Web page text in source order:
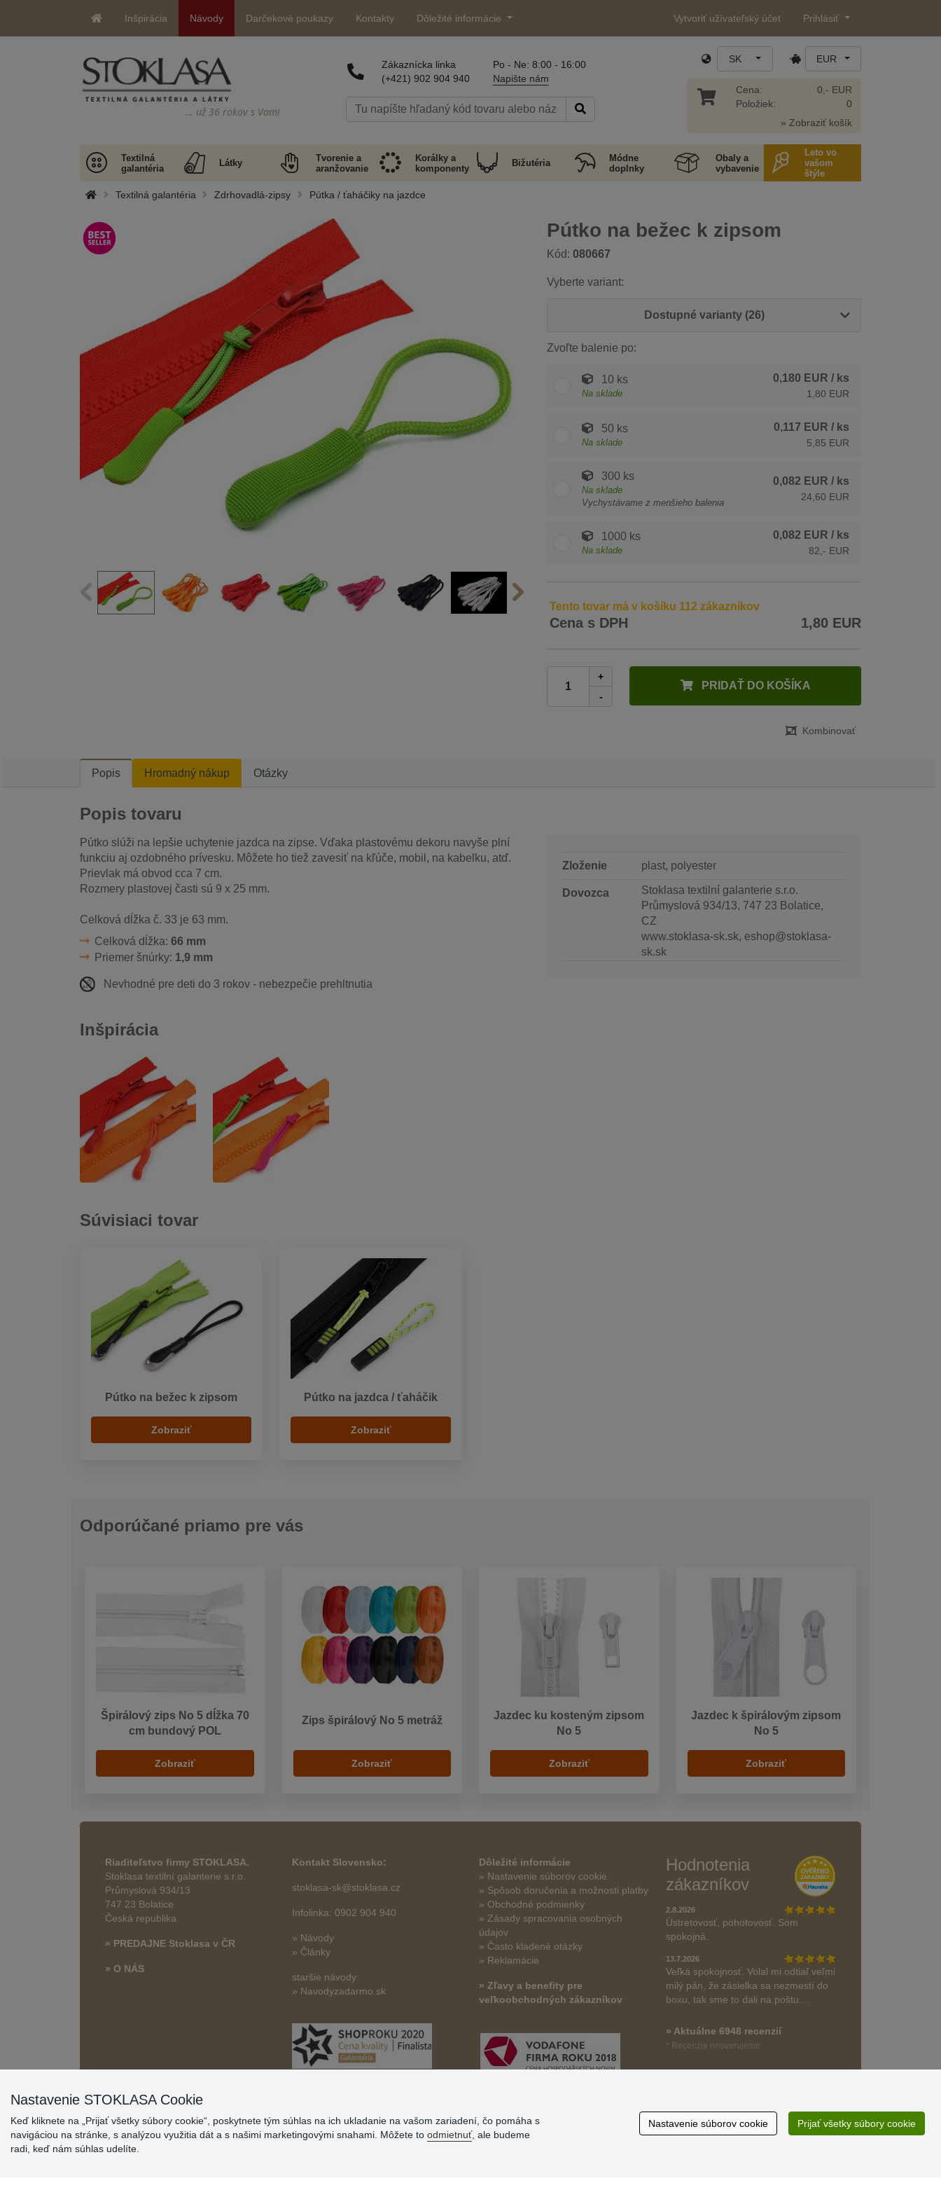
Inšpirácia Návody Darčekové poukazy Kontakty Dôležité informácie Vytvoriť užívateľský účet Prihlásiť
… už 36 rokov s Vami
Zákaznícka linka
(+421) 902 904 940
Po - Ne: 8:00 - 16:00
Napište nám
SK EUR
Cena:
Položiek:
0,- EUR
0
» Zobraziť košík
Textilná
galantéria
Látky
Tvorenie a
aranžovanie
Korálky a
komponenty
Bižutéria
Módne
doplnky
Obaly a
vybavenie
Leto vo
vašom
štýle
Textilná galantéria Zdrhovadlá-zipsy Pútka / ťaháčiky na jazdce
Pútko na bežec k zipsom
Kód: 080667
Vyberte variant:
Dostupné varianty (26)
Zvoľte balenie po:
10 ks
Na sklade
0,180 EUR / ks
1,80 EUR
50 ks
Na sklade
0,117 EUR / ks
5,85 EUR
300 ks
Na sklade
Vychystávame z menšieho balenia
0,082 EUR / ks
24,60 EUR
1000 ks
Na sklade
0,082 EUR / ks
82,- EUR
Tento tovar má v košíku 112 zákazníkov
Cena s DPH 1,80 EUR
+
-
PRIDAŤ DO KOŠÍKA
Kombinovať
Popis Hromadný nákup Otázky
Popis tovaru
Pútko slúži na lepšie uchytenie jazdca na zipse. Vďaka plastovému dekoru navyše plní
funkciu aj ozdobného prívesku. Môžete ho tiež zavesiť na kľúče, mobil, na kabelku, atď.
Prievlak má obvod cca 7 cm.
Rozmery plastovej časti sú 9 x 25 mm.
Celková dĺžka č. 33 je 63 mm.
Celková dĺžka: 66 mm
Priemer šnúrky: 1,9 mm
Nevhodné pre deti do 3 rokov - nebezpečie prehltnutia
Zloženie plast, polyester
Dovozca
Stoklasa textilní galanterie s.r.o.
Průmyslová 934/13, 747 23 Bolatice,
CZ
www.stoklasa-sk.sk, eshop@stoklasa-
sk.sk
Inšpirácia
Súvisiaci tovar
Pútko na bežec k zipsom
Zobraziť
Pútko na jazdca / ťaháčik
Zobraziť
Odporúčané priamo pre vás
Špirálový zips No 5 dĺžka 70
cm bundový POL
Zobraziť
Zips špirálový No 5 metráž
Zobraziť
Jazdec ku kosteným zipsom
No 5
Zobraziť
Jazdec k špirálovým zipsom
No 5
Zobraziť
Riaditeľstvo firmy STOKLASA.
Stoklasa textilní galanterie s.r.o.
Průmyslová 934/13
747 23 Bolatice
Česká republika
» PREDAJNE Stoklasa v ČR
» O NÁS
Kontakt Slovensko:
stoklasa-sk@stoklasa.cz
Infolinka: 0902 904 940
» Návody
» Články
staršie návody:
» Navodyzadarmo.sk
Dôležité informácie
» Nastavenie súborov cookie
» Spôsob doručenia a možnosti platby
» Obchodné podmienky
» Zásady spracovania osobných
údajov
» Často kladené otázky
» Reklamácie
» Zľavy a benefity pre
veľkoobchodných zákazníkov
Hodnotenia
zákazníkov
2.8.2026
Ústretovosť, pohotovosť. Som
spokojná.
13.7.2026
Veľká spokojnosť. Volal mi odtiaľ veľmi
milý pán, že zásielka sa nezmestí do
boxu, tak sme to dali na poštu....
» Aktuálne 6948 recenzií
* Recenzie neoverujeme
Nastavenie STOKLASA Cookie
Keď kliknete na „Prijať všetky súbory cookie“, poskytnete tým súhlas na ich ukladanie na vašom zariadení, čo pomáha s
navigáciou na stránke, s analýzou využitia dát a s našimi marketingovými snahami. Môžete to odmietnuť, ale budeme
radi, keď nám súhlas udelíte.
Nastavenie súborov cookie Prijať všetky súbory cookie